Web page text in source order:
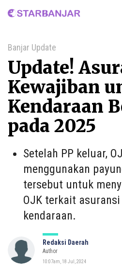
Home
Banjar Update
Update!
Kewajiban
Kendaraan
pada 2025
Setelah PP keluar,
menggunakan
tersebut untuk
OJK terkait
kendaraan.
Redaksi Daerah
Author
10:07am, 18 Jul, 2024